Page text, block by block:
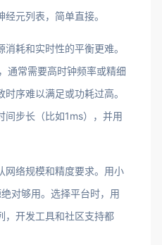
元列表，简单直接。
耗和实时性的平衡更难。
通常需要高时钟频率或精细
序难以满足或功耗过高。
间步长（比如1ms），并用
网络规模和精度要求。用小
对够用。选择平台时，用
开发工具和社区支持都